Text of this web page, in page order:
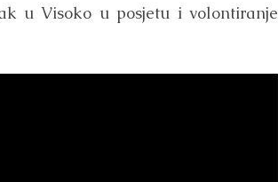
u Visoko u posjetu i volontiranje